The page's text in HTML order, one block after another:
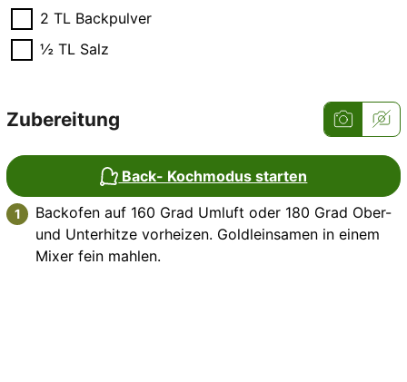
▢
2 TL Backpulver
▢
½ TL Salz
Zubereitung
Back- Kochmodus starten
Backofen auf 160 Grad Umluft oder 180 Grad Ober-
und Unterhitze vorheizen. Goldleinsamen in einem
Mixer fein mahlen.